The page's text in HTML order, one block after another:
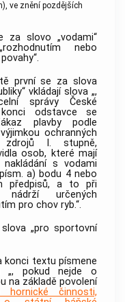
ve znění pozdějších
slovo „vodami“
nebo
první se za slova
vkládají slova „,
správy České
odstavce se
plavby podle
ochranných
zdrojů I. stupně,
osob, které mají
s vodami
a) bodu 4 nebo
předpisů, a to při
nádrží určených
pro chov ryb.“.
„pro sportovní
konci textu písmene
„, pokud nejde o
na základě povolení
hornické činnosti,